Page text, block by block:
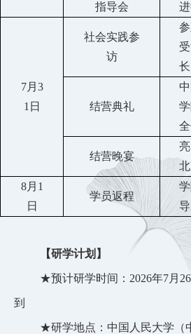
指导会
7月3
1 日
社会实践参
访
受
长
结营典礼
结营晚宴
8月 1
日
学员返程
【研学计划】
★预计研学时间：2026年7月 26
到
★研学地点：中国人民大学（